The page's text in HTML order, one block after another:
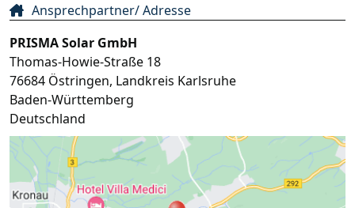
Ansprechpartner/ Adresse
PRISMA Solar GmbH
Thomas-Howie-Straße 18
76684 Östringen, Landkreis Karlsruhe
Baden-Württemberg
Deutschland